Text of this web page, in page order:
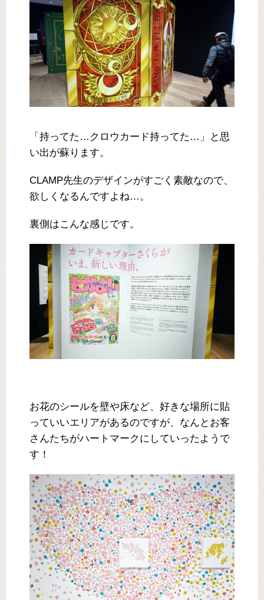
「持ってた…クロウカード持ってた…」と思
い出が蘇ります。
CLAMP先生のデザインがすごく素敵なので、
欲しくなるんですよね…。
裏側はこんな感じです。
お花のシールを壁や床など、好きな場所に貼
っていいエリアがあるのですが、なんとお客
さんたちがハートマークにしていったようで
す！